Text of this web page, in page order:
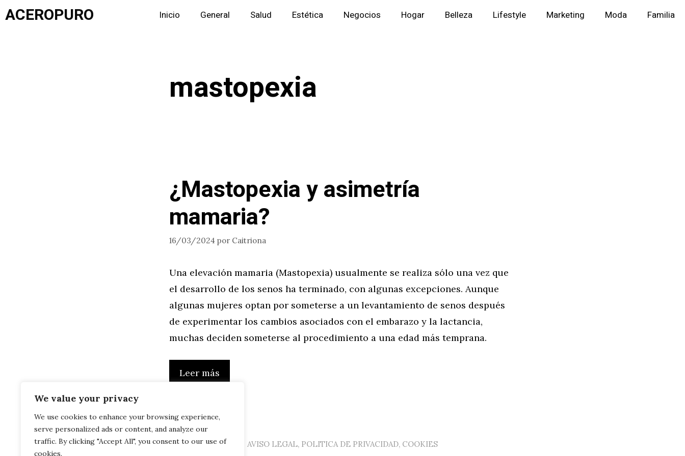
We value your privacy
We use cookies to enhance your browsing experience,
serve personalized ads or content, and analyze our
traffic. By clicking "Accept All", you consent to our use of
cookies.
Saltar
alACEROPURO Inicio General Salud Estética Negocios Hogar Belleza Lifestyle Marketing Moda Familia
mastopexia
¿Mastopexia y asimetría
mamaria?
16/03/2024 por Caitriona
Una elevación mamaria (Mastopexia) usualmente se realiza sólo una vez que
el desarrollo de los senos ha terminado, con algunas excepciones. Aunque
algunas mujeres optan por someterse a un levantamiento de senos después
de experimentar los cambios asociados con el embarazo y la lactancia,
muchas deciden someterse al procedimiento a una edad más temprana.
Leer más
AVISO LEGAL, POLITICA DE PRIVACIDAD, COOKIES